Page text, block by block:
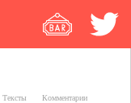
Тексты Комментарии